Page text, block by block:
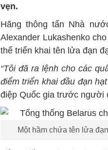
vẹn.
Hãng thông tấn Nhà
Alexander Lukashenko
thể triển khai tên lửa đạn
“Tôi đã ra lệnh cho các
điểm triển khai đầu đạn hạt
điệp Quốc gia trước người
Một hầm chứa tên lửa